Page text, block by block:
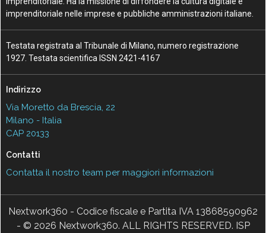
imprenditoriale nelle imprese e pubbliche amministrazioni italiane.
Testata registrata al Tribunale di Milano, numero registrazione
1927. Testata scientifica ISSN 2421-4167
Indirizzo
Via Moretto da Brescia, 22
Milano - Italia
CAP 20133
Contatti
Contatta il nostro team per maggiori informazioni
Nextwork360 - Codice fiscale e Partita IVA 13868590962
- © 2026 Nextwork360. ALL RIGHTS RESERVED. ISP